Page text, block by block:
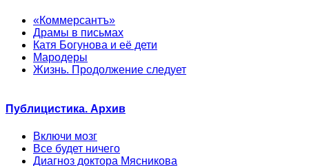
«Коммерсантъ»
Драмы в письмах
Катя Богунова и её дети
Мародеры
Жизнь. Продолжение следует
Публицистика. Архив
Включи мозг
Все будет ничего
Диагноз доктора Мясникова